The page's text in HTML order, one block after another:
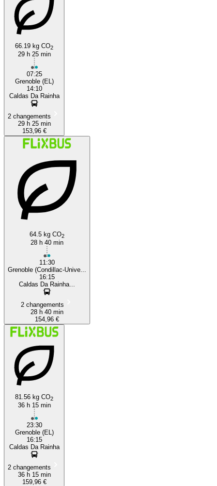
66.19 kg CO2
29 h 25 min
07:25
Grenoble (EL)
14:10
Caldas Da Rainha
2 changements
29 h 25 min
153,96 €
64.5 kg CO2
28 h 40 min
11:30
Grenoble (Condillac-Unive...
16:15
Caldas Da Rainha...
2 changements
28 h 40 min
154,96 €
81.56 kg CO2
36 h 15 min
23:30
Grenoble (EL)
16:15
Caldas Da Rainha
2 changements
36 h 15 min
159,96 €